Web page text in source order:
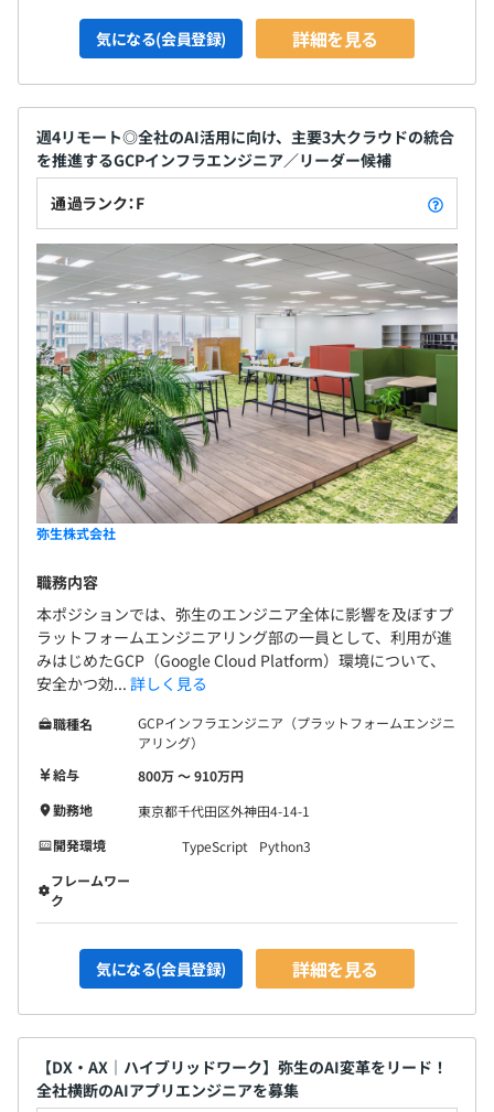
気になる(会員登録) 詳細を見る
週4リモート◎全社のAI活用に向け、主要3大クラウドの統合
を推進するGCPインフラエンジニア／リーダー候補
通過ランク：F
弥生株式会社
職務内容
本ポジションでは、弥生のエンジニア全体に影響を及ぼすプ
ラットフォームエンジニアリング部の一員として、利用が進
みはじめたGCP（Google Cloud Platform）環境について、
安全かつ効... 詳しく見る
職種名
GCPインフラエンジニア（プラットフォームエンジニ
アリング）
給与
800万 〜 910万円
勤務地
東京都千代田区外神田4-14-1
開発環境
TypeScript
Python3
フレームワー
ク
気になる(会員登録) 詳細を見る
【DX・AX｜ハイブリッドワーク】弥生のAI変革をリード！
全社横断のAIアプリエンジニアを募集